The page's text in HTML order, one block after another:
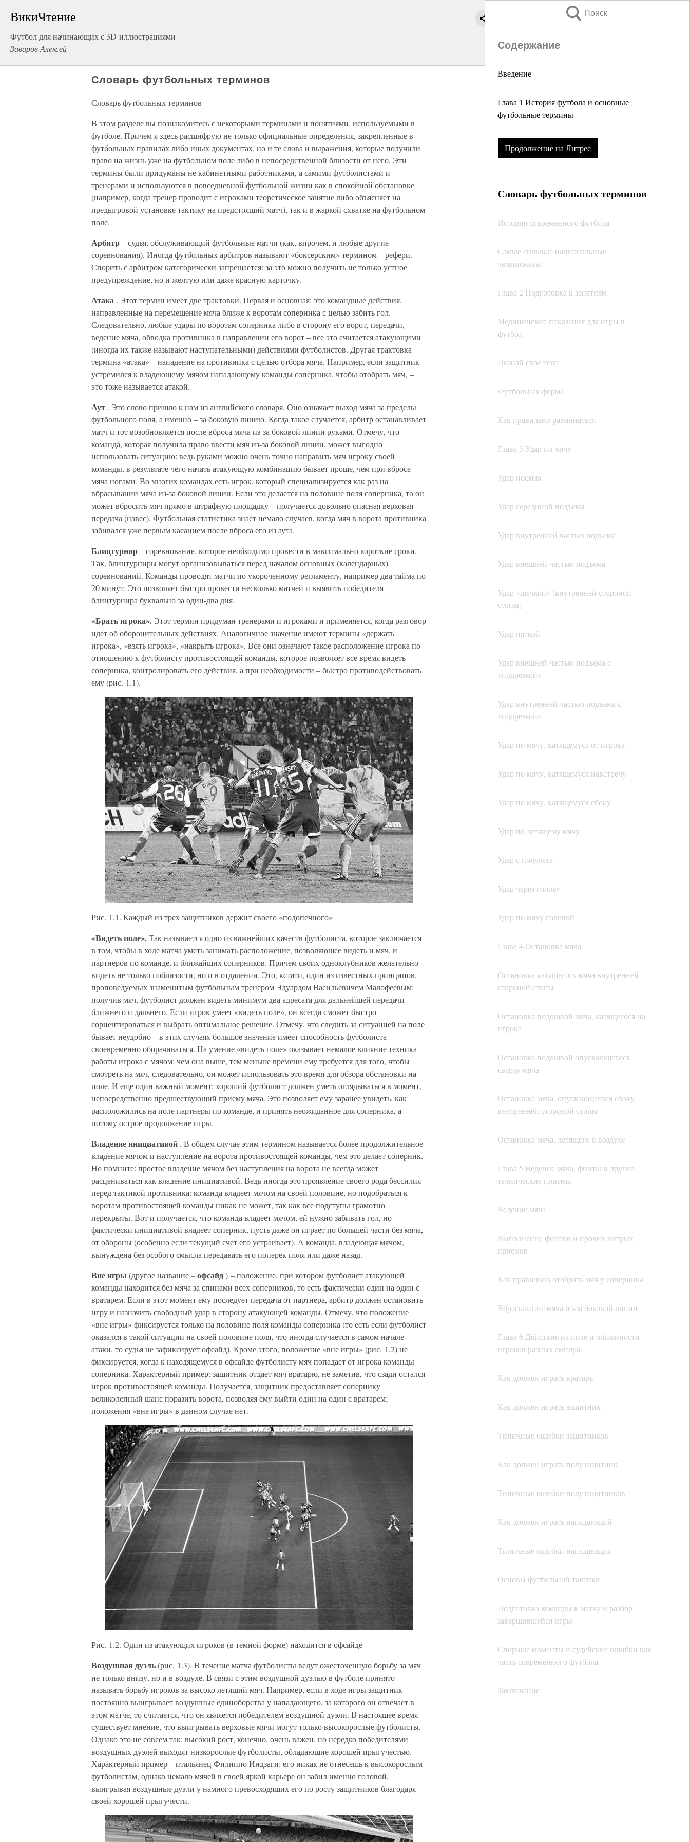
ВикиЧтение
Футбол для начинающих с 3D-иллюстрациями
Заваров Алексей
Поиск
Содержание
Введение
Глава 1 История футбола и основные
футбольные термины
Продолжение на Литрес
Словарь футбольных терминов
История современного футбола
Самые сильные национальные
чемпионаты
Глава 2 Подготовка к занятиям
Медицинские показания для игры в
футбол
Познай свое тело
Футбольная форма
Как правильно разминаться
Глава 3 Удар по мячу
Удар носком
Удар серединой подъема
Удар внутренней частью подъема
Удар внешней частью подъема
Удар «щечкой» (внутренней стороной
стопы)
Удар пяткой
Удар внешней частью подъема с
«подрезкой»
Удар внутренней частью подъема с
«подрезкой»
Удар по мячу, катящемуся от игрока
Удар по мячу, катящемуся навстречу
Удар по мячу, катящемуся сбоку
Удар по летящему мячу
Удар с полулета
Удар через голову
Удар по мячу головой
Глава 4 Остановка мяча
Остановка катящегося мяча внутренней
стороной стопы
Остановка подошвой мяча, катящегося на
игрока
Остановка подошвой опускающегося
сверху мяча
Остановка мяча, опускающегося сбоку,
внутренней стороной стопы
Остановка мяча, летящего в воздухе
Глава 5 Ведение мяча, финты и другие
технические приемы
Ведение мяча
Выполнение финтов и прочих хитрых
приемов
Как правильно отобрать мяч у соперника
Вбрасывание мяча из-за боковой линии
Глава 6 Действия на поле и обязанности
игроков разных амплуа
Как должен играть вратарь
Как должен играть защитник
Типичные ошибки защитников
Как должен играть полузащитник
Типичные ошибки полузащитников
Как должен играть нападающий
Типичные ошибки нападающих
Основы футбольной тактики
Подготовка команды к матчу и разбор
завершившейся игры
Спорные моменты и судейские ошибки как
часть современного футбола
Заключение
Словарь футбольных терминов
Словарь футбольных терминов
В этом разделе вы познакомитесь с некоторыми терминами и понятиями, используемыми в
футболе. Причем я здесь расшифрую не только официальные определения, закрепленные в
футбольных правилах либо иных документах, но и те слова и выражения, которые получили
право на жизнь уже на футбольном поле либо в непосредственной близости от него. Эти
термины были придуманы не кабинетными работниками, а самими футболистами и
тренерами и используются в повседневной футбольной жизни как в спокойной обстановке
(например, когда тренер проводит с игроками теоретическое занятие либо объясняет на
предыгровой установке тактику на предстоящий матч), так и в жаркой схватке на футбольном
поле.
Арбитр– судья, обслуживающий футбольные матчи (как, впрочем, и любые другие
соревнования). Иногда футбольных арбитров называют «боксерским» термином – рефери.
Спорить с арбитром категорически запрещается: за это можно получить не только устное
предупреждение, но и желтую или даже красную карточку.
Атака . Этот термин имеет две трактовки. Первая и основная: это командные действия,
направленные на перемещение мяча ближе к воротам соперника с целью забить гол.
Следовательно, любые удары по воротам соперника либо в сторону его ворот, передачи,
ведение мяча, обводка противника в направлении его ворот – все это считается атакующими
(иногда их также называют наступательными) действиями футболистов. Другая трактовка
термина «атака» – нападение на противника с целью отбора мяча. Например, если защитник
устремился к владеющему мячом нападающему команды соперника, чтобы отобрать мяч, –
это тоже называется атакой.
Аут . Это слово пришло к нам из английского словаря. Оно означает выход мяча за пределы
футбольного поля, а именно – за боковую линию. Когда такое случается, арбитр останавливает
матч и тот возобновляется после вброса мяча из-за боковой линии руками. Отмечу, что
команда, которая получила право ввести мяч из-за боковой линии, может выгодно
использовать ситуацию: ведь руками можно очень точно направить мяч игроку своей
команды, в результате чего начать атакующую комбинацию бывает проще, чем при вбросе
мяча ногами. Во многих командах есть игрок, который специализируется как раз на
вбрасывании мяча из-за боковой линии. Если это делается на половине поля соперника, то он
может вбросить мяч прямо в штрафную площадку – получается довольно опасная верховая
передача (навес). Футбольная статистика знает немало случаев, когда мяч в ворота противника
забивался уже первым касанием после вброса его из аута.
Блицтурнир– соревнование, которое необходимо провести в максимально короткие сроки.
Так, блицтурниры могут организовываться перед началом основных (календарных)
соревнований. Команды проводят матчи по укороченному регламенту, например два тайма по
20 минут. Это позволяет быстро провести несколько матчей и выявить победителя
блицтурнира буквально за один-два дня.
«Брать игрока». Этот термин придуман тренерами и игроками и применяется, когда разговор
идет об оборонительных действиях. Аналогичное значение имеют термины «держать
игрока», «взять игрока», «накрыть игрока». Все они означают такое расположение игрока по
отношению к футболисту противостоящей команды, которое позволяет все время видеть
соперника, контролировать его действия, а при необходимости – быстро противодействовать
ему (рис. 1.1).
Рис. 1.1. Каждый из трех защитников держит своего «подопечного»
«Видеть поле».Так называется одно из важнейших качеств футболиста, которое заключается
в том, чтобы в ходе матча уметь занимать расположение, позволяющее видеть и мяч, и
партнеров по команде, и ближайших соперников. Причем своих одноклубников желательно
видеть не только поблизости, но и в отдалении. Это, кстати, один из известных принципов,
проповедуемых знаменитым футбольным тренером Эдуардом Васильевичем Малофеевым:
получив мяч, футболист должен видеть минимум два адресата для дальнейшей передачи –
ближнего и дальнего. Если игрок умеет «видеть поле», он всегда сможет быстро
сориентироваться и выбрать оптимальное решение. Отмечу, что следить за ситуацией на поле
бывает неудобно – в этих случаях большое значение имеет способность футболиста
своевременно оборачиваться. На умение «видеть поле» оказывает немалое влияние техника
работы игрока с мячом: чем она выше, тем меньше времени ему требуется для того, чтобы
смотреть на мяч, следовательно, он может использовать это время для обзора обстановки на
поле. И еще один важный момент: хороший футболист должен уметь оглядываться в момент,
непосредственно предшествующий приему мяча. Это позволяет ему заранее увидеть, как
расположились на поле партнеры по команде, и принять неожиданное для соперника, а
потому острое продолжение игры.
Владение инициативой . В общем случае этим термином называется более продолжительное
владение мячом и наступление на ворота противостоящей команды, чем это делает соперник.
Но помните: простое владение мячом без наступления на ворота не всегда может
расцениваться как владение инициативой. Ведь иногда это проявление своего рода бессилия
перед тактикой противника: команда владеет мячом на своей половине, но подобраться к
воротам противостоящей команды никак не может, так как все подступы грамотно
перекрыты. Вот и получается, что команда владеет мячом, ей нужно забивать гол, но
фактически инициативой владеет соперник, пусть даже он играет по большей части без мяча,
от обороны (особенно если текущий счет его устраивает). А команда, владеющая мячом,
вынуждена без особого смысла передавать его поперек поля или даже назад.
Вне игры (другое название –офсайд) – положение, при котором футболист атакующей
команды находится без мяча за спинами всех соперников, то есть фактически один на один с
вратарем. Если в этот момент ему последует передача от партнера, арбитр должен остановить
игру и назначить свободный удар в сторону атакующей команды. Отмечу, что положение
«вне игры» фиксируется только на половине поля команды соперника (то есть если футболист
оказался в такой ситуации на своей половине поля, что иногда случается в самом начале
атаки, то судья не зафиксирует офсайд). Кроме этого, положение «вне игры» (рис. 1.2) не
фиксируется, когда к находящемуся в офсайде футболисту мяч попадает от игрока команды
соперника. Характерный пример: защитник отдает мяч вратарю, не заметив, что сзади остался
игрок противостоящей команды. Получается, защитник предоставляет сопернику
великолепный шанс поразить ворота, позволяя ему выйти один на один с вратарем;
положения «вне игры» в данном случае нет.
Рис. 1.2. Один из атакующих игроков (в темной форме) находится в офсайде
Воздушная дуэль(рис. 1.3). В течение матча футболисты ведут ожесточенную борьбу за мяч
не только внизу, но и в воздухе. В связи с этим воздушной дуэлью в футболе принято
называть борьбу игроков за высоко летящий мяч. Например, если в ходе игры защитник
постоянно выигрывает воздушные единоборства у нападающего, за которого он отвечает в
этом матче, то считается, что он является победителем воздушной дуэли. В настоящее время
существует мнение, что выигрывать верховые мячи могут только высокорослые футболисты.
Однако это не совсем так: высокий рост, конечно, очень важен, но нередко победителями
воздушных дуэлей выходят низкорослые футболисты, обладающие хорошей прыгучестью.
Характерный пример – итальянец Филиппо Индзаги: его никак не отнесешь к высокорослым
футболистам, однако немало мячей в своей яркой карьере он забил именно головой,
выигрывая воздушные дуэли у намного превосходящих его по росту защитников благодаря
своей хорошей прыгучести.